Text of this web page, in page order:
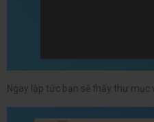
Ngay lập tức bạn sẽ thấy thư mục